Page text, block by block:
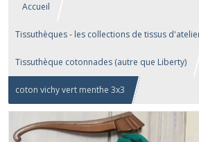
Accueil
Tissuthèques - les collections de tissus
Tissuthèque cotonnades (autre que Liberty)
coton vichy vert menthe 3x3